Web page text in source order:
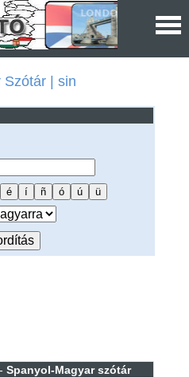
Szótár | sin
Spanyol-Magyar szótár